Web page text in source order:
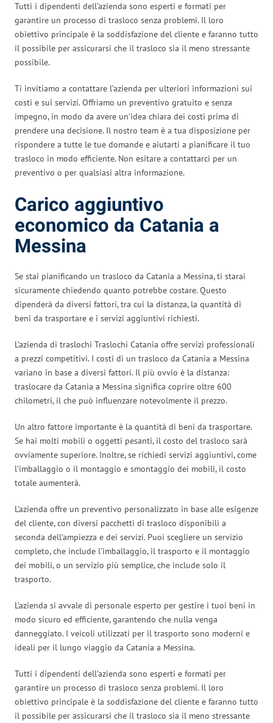
Tutti i dipendenti dell’azienda sono esperti e formati per
garantire un processo di trasloco senza problemi. Il loro
obiettivo principale è la soddisfazione del cliente e faranno tutto
il possibile per assicurarsi che il trasloco sia il meno stressante
possibile.
Ti invitiamo a contattare l’azienda per ulteriori informazioni sui
costi e sui servizi. Offriamo un preventivo gratuito e senza
impegno, in modo da avere un’idea chiara dei costi prima di
prendere una decisione. Il nostro team è a tua disposizione per
rispondere a tutte le tue domande e aiutarti a pianificare il tuo
trasloco in modo efficiente. Non esitare a contattarci per un
preventivo o per qualsiasi altra informazione.
Carico aggiuntivo
economico da Catania a
Messina
Se stai pianificando un trasloco da Catania a Messina, ti starai
sicuramente chiedendo quanto potrebbe costare. Questo
dipenderà da diversi fattori, tra cui la distanza, la quantità di
beni da trasportare e i servizi aggiuntivi richiesti.
L’azienda di traslochi Traslochi Catania offre servizi professionali
a prezzi competitivi. I costi di un trasloco da Catania a Messina
variano in base a diversi fattori. Il più ovvio è la distanza:
traslocare da Catania a Messina significa coprire oltre 600
chilometri, il che può influenzare notevolmente il prezzo.
Un altro fattore importante è la quantità di beni da trasportare.
Se hai molti mobili o oggetti pesanti, il costo del trasloco sarà
ovviamente superiore. Inoltre, se richiedi servizi aggiuntivi, come
l’imballaggio o il montaggio e smontaggio dei mobili, il costo
totale aumenterà.
L’azienda offre un preventivo personalizzato in base alle esigenze
del cliente, con diversi pacchetti di trasloco disponibili a
seconda dell’ampiezza e dei servizi. Puoi scegliere un servizio
completo, che include l’imballaggio, il trasporto e il montaggio
dei mobili, o un servizio più semplice, che include solo il
trasporto.
L’azienda si avvale di personale esperto per gestire i tuoi beni in
modo sicuro ed efficiente, garantendo che nulla venga
danneggiato. I veicoli utilizzati per il trasporto sono moderni e
ideali per il lungo viaggio da Catania a Messina.
Tutti i dipendenti dell’azienda sono esperti e formati per
garantire un processo di trasloco senza problemi. Il loro
obiettivo principale è la soddisfazione del cliente e faranno tutto
il possibile per assicurarsi che il trasloco sia il meno stressante